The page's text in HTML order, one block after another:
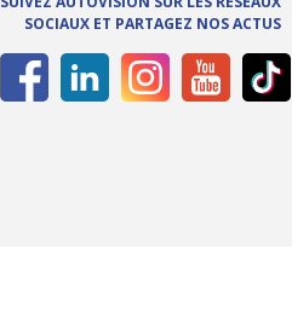
SOCIAUX ET PARTAGEZ NOS ACTUS